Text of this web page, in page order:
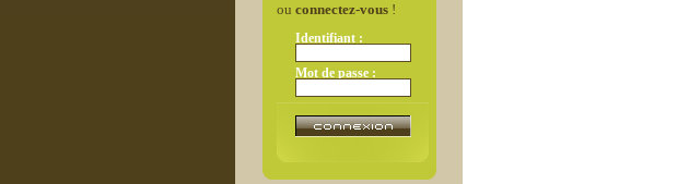
ou connectez-vous!
Identifiant :
Mot de passe :